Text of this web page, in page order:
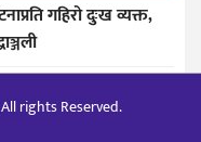
गहिरो दुःख व्यक्त,
All rights Reserved.